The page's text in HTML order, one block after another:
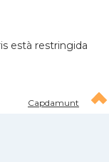
està restringida
Capdamunt